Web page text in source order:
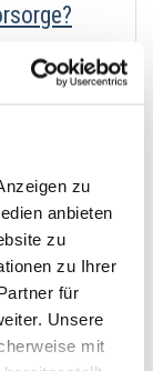
zu
anbieten
zu
zu Ihrer
für
Unsere
mit
schnelles